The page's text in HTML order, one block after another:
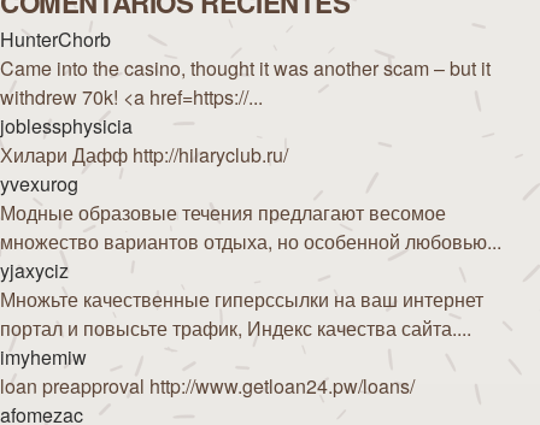
HunterChorb
Came into the casino, thought it was another scam – but it
withdrew 70k! <a href=https://...
joblessphysicia
Хилари Дафф http://hilaryclub.ru/
yvexurog
Модные образовые течения предлагают весомое
множество вариантов отдыха, но особенной любовью...
yjaxyciz
Множьте качественные гиперссылки на ваш интернет
портал и повысьте трафик, Индекс качества сайта....
imyhemiw
loan preapproval http://www.getloan24.pw/loans/
afomezac